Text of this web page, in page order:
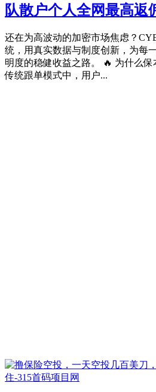
队散户个人全网最高返
还在为高波动的加密市场焦虑？
统，用真实数据与制度创新，为每
明度的稳健收益之路。 🔥 为什么
传统跟单模式中，用户...